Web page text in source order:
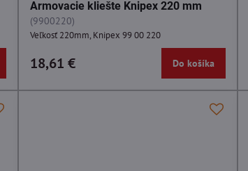
Armovacie kliešte Knipex 220 mm
(9900220)
Veľkosť 220mm, Knipex 99 00 220
18,61 € Do košíka